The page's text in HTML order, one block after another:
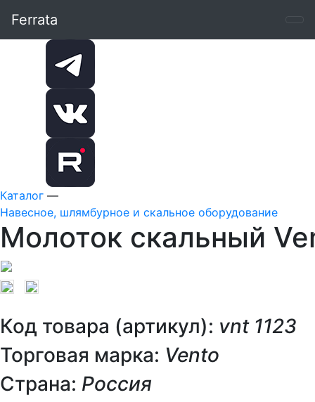
Ferrata
Каталог —
Навесное, шлямбурное и скальное оборудование
Молоток скальный
Код товара (артикул): vnt 1123
Торговая марка: Vento
Страна: Россия